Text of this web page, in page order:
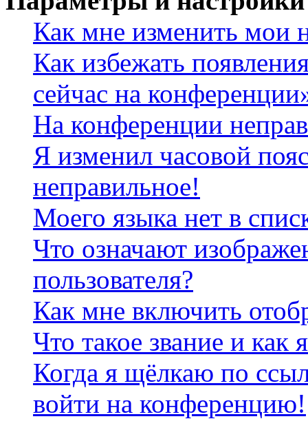
Как мне изменить мои
Как избежать
сейчас на
На конференции
Я изменил часовой
неправильное!
Моего языка нет в
Что означают
пользователя?
Как мне включить
Что такое звание и как
Когда я щёлкаю по
войти на конференцию!